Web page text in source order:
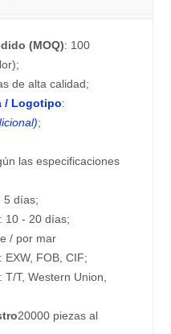
(MOQ): 100
de alta calidad;
/ Logotipo:
;
las especificaciones
5 días;
: 10 - 20 días;
/ por mar
: EXW, FOB, CIF;
: T/T, Western Union,
20000 piezas al